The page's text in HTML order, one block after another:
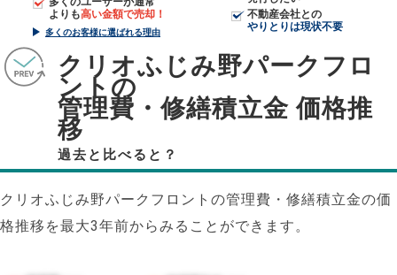
よりも高い金額で売却！
多くのお客様に選ばれる理由
不動産会社との
やりとりは現状不要
クリオふじみ野パークフロ
ントの
管理費・修繕積立金 価格推
移
過去と比べると？
クリオふじみ野パークフロントの管理費・修繕積立金の価
格推移を最大3年前からみることができます。